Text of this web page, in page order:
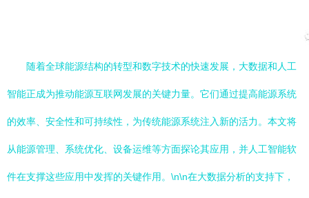
随着全球能源结构的转型和数字技术的快速发展，大数据和人工
智能正成为推动能源互联网发展的关键力量。它们通过提高能源系统
的效率、安全性和可持续性，为传统能源系统注入新的活力。本文将
从能源管理、系统优化、设备运维等方面探论其应用，并人工智能软
件在支撑这些应用中发挥的关键作用。\n\n在大数据分析的支持下，